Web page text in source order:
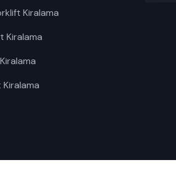
Kiralama
Kiralama
için 7/24